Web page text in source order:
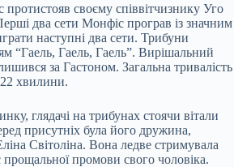
своєму співвітчизнику Уго
два сети Монфіс програв із значним
наступні два сети. Трибуни
“Гаель, Гаель, Гаель”. Вирішальний
за Гастоном. Загальна тривалість
хвилини.
глядачі на трибунах стоячи вітали
присутніх була його дружина,
Світоліна. Вона ледве стримувала
прощальної промови свого чоловіка.